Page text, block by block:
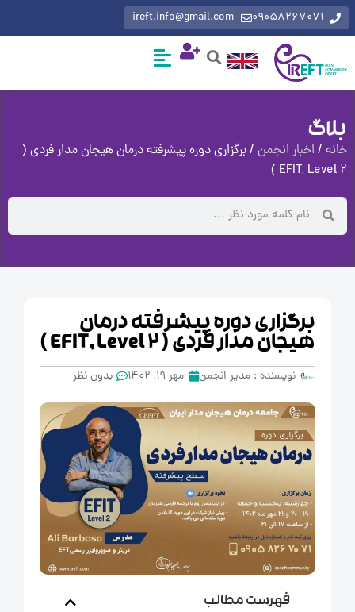
ireft.info@gmail.com
اخبار انجمن/ برگزاری دوره پیشرفته درمان هیجان مدار فردی (
EFIT,
برگزاری دوره پیشرفته درمان
هیجان مدار فردی ( EFIT, Level 2 )
نویسنده :مدیر انجمن مهر 19, 1402 بدون نظر
فهرست مطالب